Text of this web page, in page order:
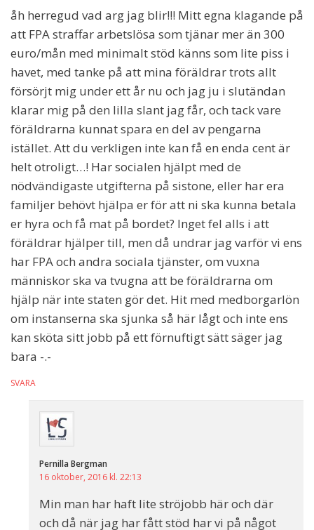
åh herregud vad arg jag blir!!! Mitt egna klagande på
att FPA straffar arbetslösa som tjänar mer än 300
euro/mån med minimalt stöd känns som lite piss i
havet, med tanke på att mina föräldrar trots allt
försörjt mig under ett år nu och jag ju i slutändan
klarar mig på den lilla slant jag får, och tack vare
föräldrarna kunnat spara en del av pengarna
istället. Att du verkligen inte kan få en enda cent är
helt otroligt…! Har socialen hjälpt med de
nödvändigaste utgifterna på sistone, eller har era
familjer behövt hjälpa er för att ni ska kunna betala
er hyra och få mat på bordet? Inget fel alls i att
föräldrar hjälper till, men då undrar jag varför vi ens
har FPA och andra sociala tjänster, om vuxna
människor ska va tvugna att be föräldrarna om
hjälp när inte staten gör det. Hit med medborgarlön
om instanserna ska sjunka så här lågt och inte ens
kan sköta sitt jobb på ett förnuftigt sätt säger jag
bara -.-
SVARA
Pernilla Bergman
16 oktober, 2016 kl. 22:13
Min man har haft lite ströjobb här och där
och då när jag har fått stöd har vi på något